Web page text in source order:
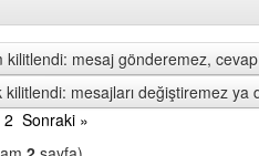
kilitlendi: mesaj gönderemez,
kilitlendi: mesajları değiştiremez ya
2 Sonraki »